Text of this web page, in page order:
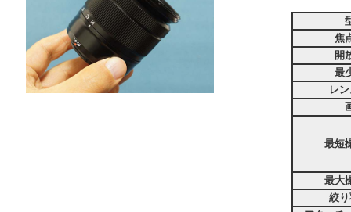
焦
開
最
レ
最短
最大
絞